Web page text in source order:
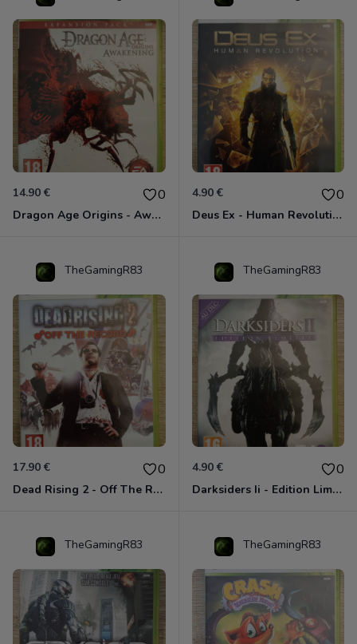
14.90 € 0
Dragon Age Origins - Awakening Xbox 360
4.90 € 0
Deus Ex - Human Revolution Xbox 360
TheGamingR83
17.90 € 0
Dead Rising 2 - Off The Record Xbox 360
TheGamingR83
4.90 € 0
Darksiders Ii - Edition Limitée Xbox 360
TheGamingR83 TheGamingR83